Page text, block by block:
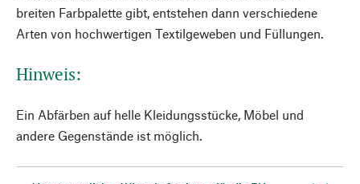
breiten Farbpalette gibt, entstehen dann verschiedene
Arten von hochwertigen Textilgeweben und Füllungen.
Hinweis:
Ein Abfärben auf helle Kleidungsstücke, Möbel und
andere Gegenstände ist möglich.